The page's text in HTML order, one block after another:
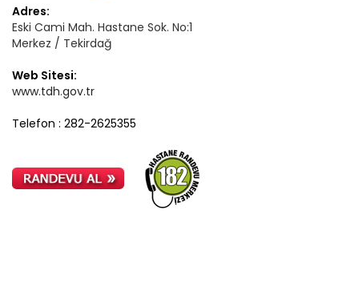
Adres:
Eski Cami Mah. Hastane Sok. No:1
Merkez / Tekirdağ
Web Sitesi:
www.tdh.gov.tr
Telefon : 282-2625355